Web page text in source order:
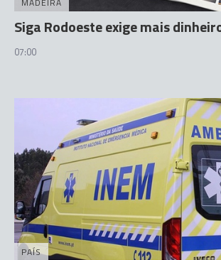
Siga Rodoeste exige mais
07:00
PAÍS